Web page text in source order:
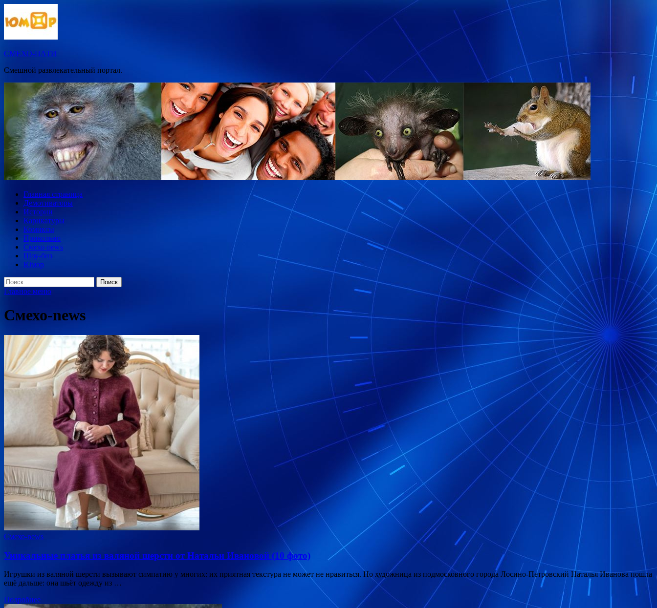
к
содержимому
СМЕХО-ПАТИ
Смешной развлекательный портал.
Главная страница
Демотиваторы
Истории
Карикатуры
Комиксы
Прикольно
Смехо-news
Шоу-биз
Юмор
Найти:
Главное меню
Смехо-news
Смехо-news
Уникальные платья из валяной шерсти от Натальи Ивановой (10 фото)
Игрушки из валяной шерсти вызывают симпатию у многих: их приятная текстура не может не нравиться. Но художница из подмосковного города Лосино-Петровский Наталья Иванова пошла
ещё дальше: она шьёт одежду из …
Подробнее